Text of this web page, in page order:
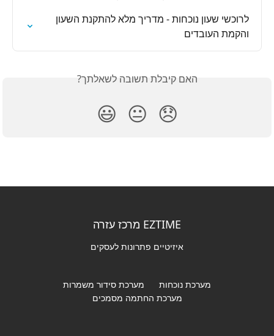
לרוכשי שעון נוכחות - מדריך מלא להתקנת השעון
והקמת העובדים
האם קיבלת תשובה לשאלתך?
😞
😐
😃
EZTIME מרכז עזרה
איזיטיים פתרונות לעסקים
מערכת נוכחות
מערכת סידור משמרות
מערכת החתמה מסמכים